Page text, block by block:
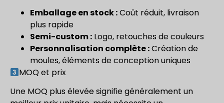
Emballage en stock :Coût réduit, livraison
plus rapide
Semi-custom : Logo, retouches de couleurs
Personnalisation complète :Création de
moules, éléments de conception uniques
MOQ et prix
Une MOQ plus élevée signifie généralement un